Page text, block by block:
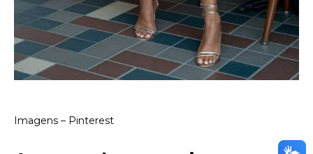
Imagens – Pinterest